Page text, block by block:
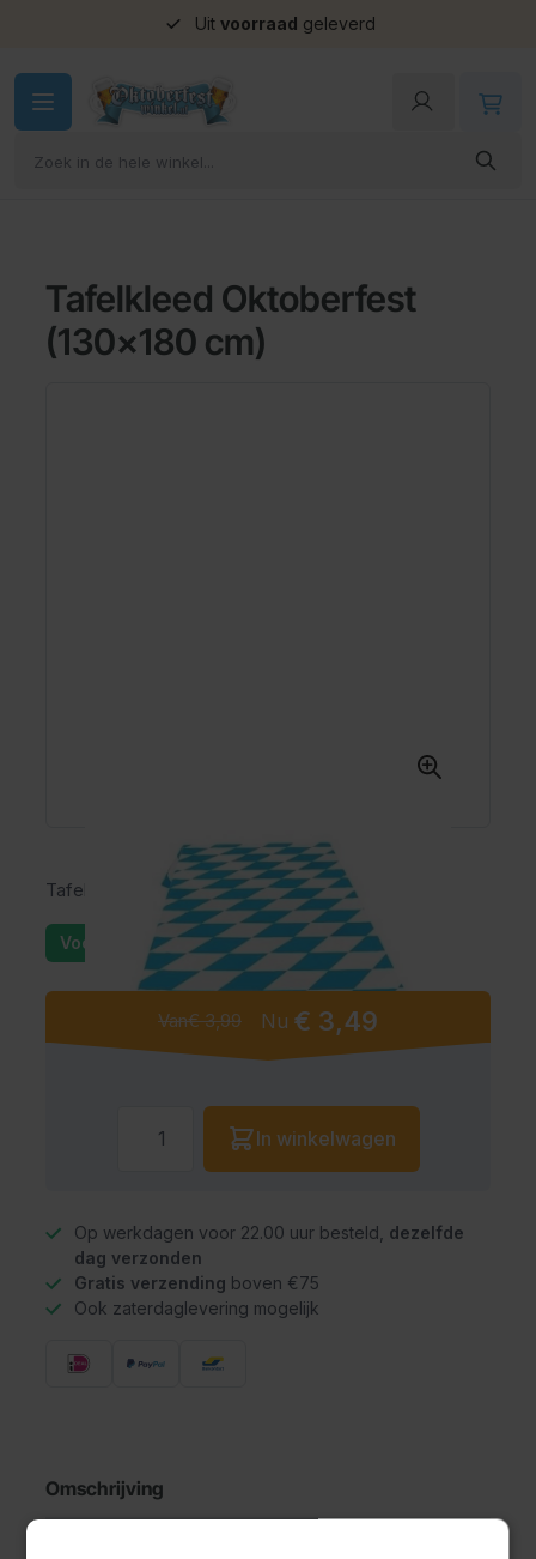
Uit voorraad geleverd
Tafelkleed Oktoberfest
(130x180 cm)
Tafelkleed Oktoberfest (130x180 cm)
Voorraad: 25+
Van€ 3,99 Nu € 3,49
In winkelwagen
Op werkdagen voor 22.00 uur besteld, dezelfde
dag verzonden
Gratis verzending boven €75
Ook zaterdaglevering mogelijk
Omschrijving